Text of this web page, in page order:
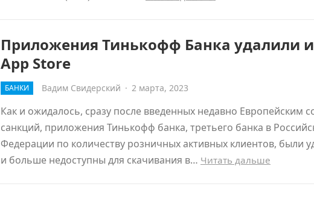
Приложения Тинькофф Банка удалили
App Store
БАНКИ Вадим Свидерский · 2 марта, 2023
Как и ожидалось, сразу после введенных недавно Европейским
санкций, приложения Тинькофф банка, третьего банка в
Федерации по количеству розничных активных клиентов, были
и больше недоступны для скачивания в… Читать дальше